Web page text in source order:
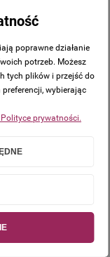
DO
KOSZYKA
possible" Perełka
godzin + czas
robocze)
poprawne działanie
potrzeb. Możesz
tych plików i przejść do
wybierając
prywatności.